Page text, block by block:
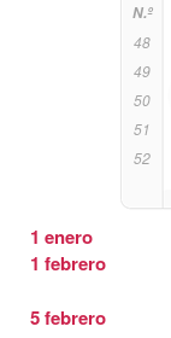
N.º
48
49
50
51
52
1 enero
1 febrero
5 febrero